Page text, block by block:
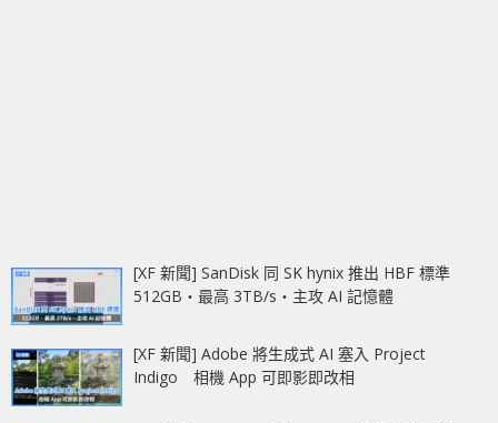
[XF 新聞] SanDisk 同 SK hynix 推出 HBF 標準
512GB‧最高 3TB/s‧主攻 AI 記憶體
[XF 新聞] Adobe 將生成式 AI 塞入 Project
Indigo 相機 App 可即影即改相